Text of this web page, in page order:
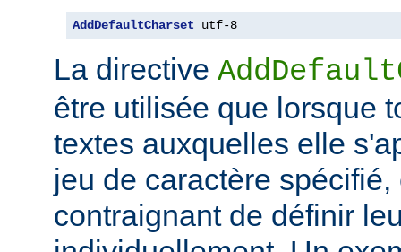
AddDefaultCharset utf-8
La directive
être utilisée que lorsque
textes auxquelles elle
jeu de caractère
contraignant de définir